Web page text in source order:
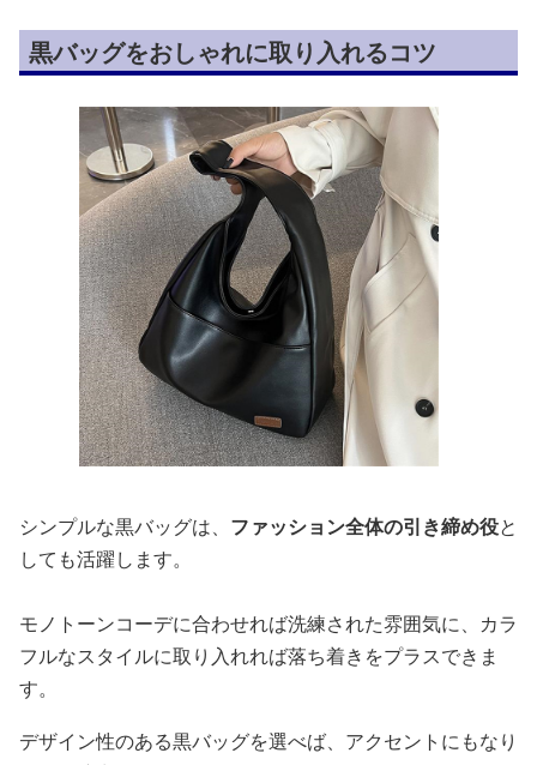
黒バッグをおしゃれに取り入れるコツ
シンプルな黒バッグは、 ファッション全体の引き締め役と
しても活躍します。
モノトーンコーデに合わせれば洗練された雰囲気に、カラ
フルなスタイルに取り入れれば落ち着きをプラスできま
す。
デザイン性のある黒バッグを選べば、アクセントにもなり